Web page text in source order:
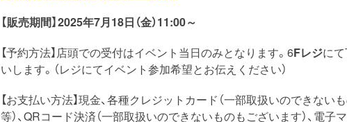
【販売期間】2025年7月18日（金）11:00～
【予約方法】店頭での受付はイベント当日のみとなります。6Fレジに
いします。（レジにてイベント参加希望とお伝えください）
【お支払い方法】現金、各種クレジットカード（一部取扱いのできない
等）、QRコード決済（一部取扱いのできないものもございます）、電子